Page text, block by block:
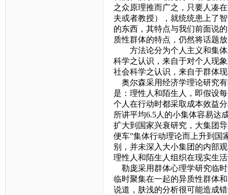
之众原理推而广之，只要人凑
夫或者教授），就统统患上了
的东西，其特点与我们前面说
质性群体的特点，仍然将话题
方法论分为个人主义和集
科学之认识，来自于对个人现
社会科学之认识，来自于群体
奥尔森采用经济学理论研究
是：理性人和陌生人，即假设
个人在行动时都采取成本效益
所讲平均6.5人的小集体容易达
扩大到国家兴衰研究，大集团
便车”集体行动理论而上升到国
别，并未深入大小集团的内部
理性人和陌生人组织在现实生
勒庞采用群体心理学研究临
临时聚集在一起的异质性群体
说道，肤浅的分析很可能造成